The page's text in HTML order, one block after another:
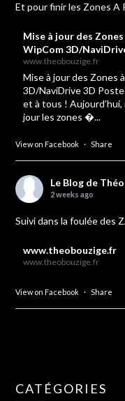
Et pour finir les Zones A
Mise à jour des Zones
WipCom 3D/
www.theobouzige.fr
Mise à jour des Zones
3D/NaviDrive 3D
et à tous !
jour les zones �...
View on Facebook · Share
Le Blog de
2 weeks ago
Suivi dans la foulée des
www.theobouzige.fr
www.theobouzige.fr
View on Facebook · Share
CATÉGORIES